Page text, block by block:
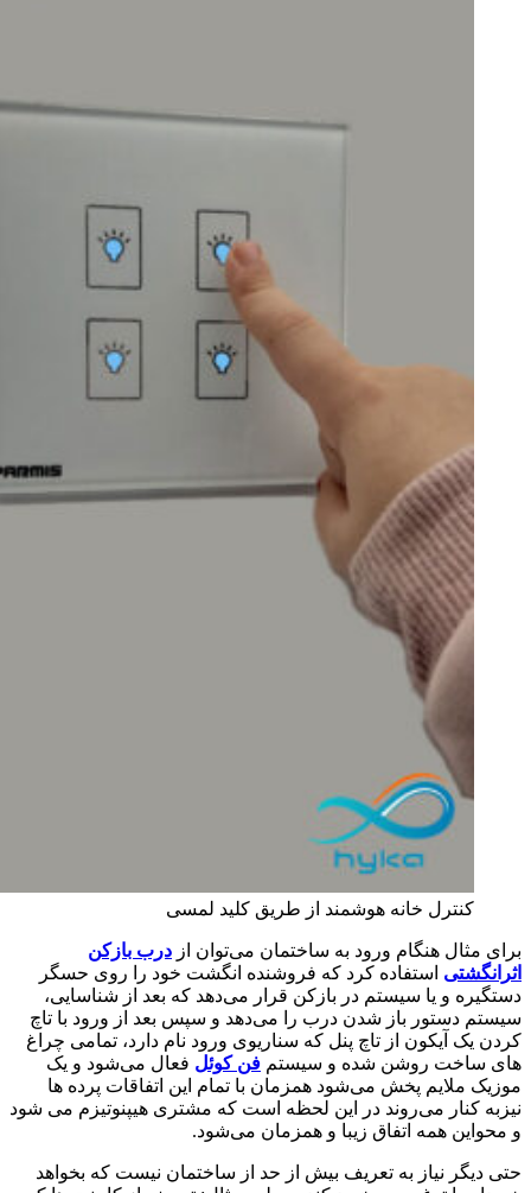
کنترل خانه هوشمند از طریق کلید لمسی
برای مثال هنگام ورود به ساختمان می‌توان از درب بازکن
اثرانگشتی استفاده کرد که فروشنده انگشت خود را روی حسگر
دستگیره و یا سیستم در بازکن قرار می‌دهد که بعد از شناسایی،
سیستم دستور باز شدن درب را می‌دهد و سپس بعد از ورود با تاچ
کردن یک آیکون از تاچ پنل که سناریوی ورود نام دارد، تمامی چراغ
های ساخت روشن شده و سیستم فن کوئل فعال می‌شود و یک
موزیک ملایم پخش می‌شود همزمان با تمام این اتفاقات پرده ها
نیزبه کنار می‌روند در این لحظه است که مشتری هیپنوتیزم می شود
و محواین همه اتفاق زیبا و همزمان می‌شود.
حتی دیگر نیاز به تعریف بیش از حد از ساختمان نیست که بخواهد